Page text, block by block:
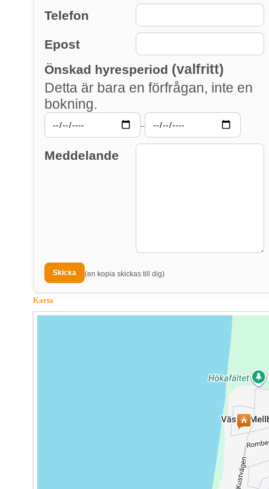
Telefon
Epost
Önskad hyresperiod (valfritt)
Detta är bara en förfrågan, inte en
bokning.
–
Meddelande
(en kopia skickas till dig)
Karta